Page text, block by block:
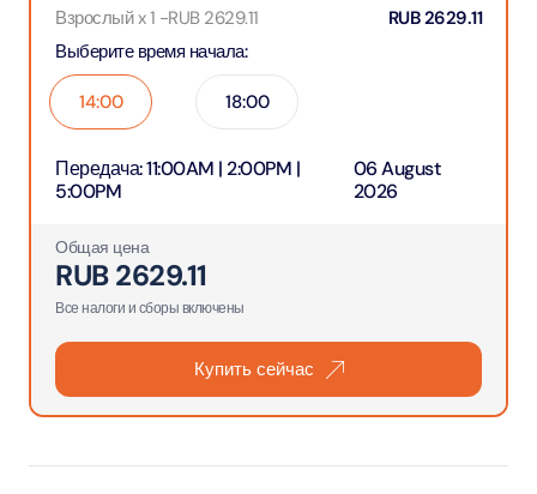
Выберите время начала:
14:00 18:00
Взрослый x 1 -RUB 2629.11 RUB2629.11
Передача:11:00AM | 2:00PM |
5:00PM
06 August
2026
Общая цена
RUB2629.11
Все налоги и сборы включены
Купить сейчас